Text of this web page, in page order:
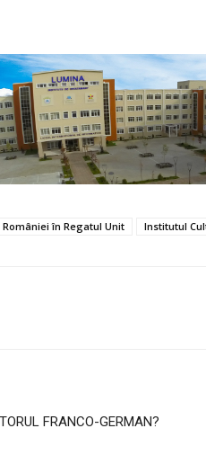
în Regatul Unit Institutul
FRANCO-GERMAN?